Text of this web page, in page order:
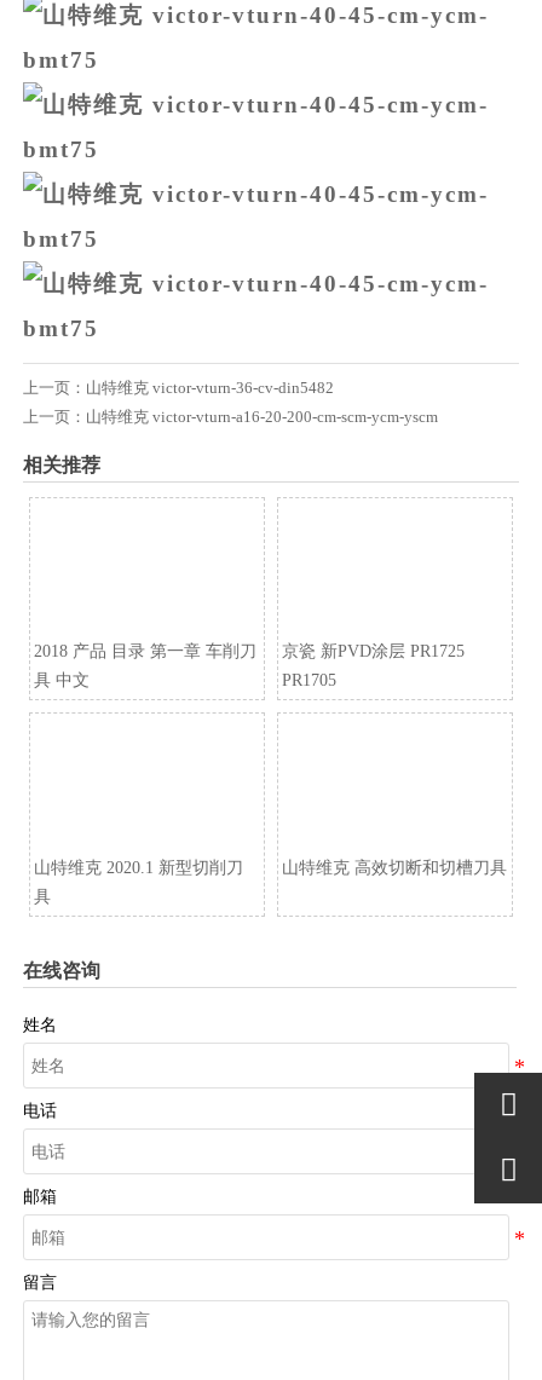
上一页： 山特维克 victor-vturn-36-cv-din5482
上一页： 山特维克 victor-vturn-a16-20-200-cm-scm-ycm-yscm
相关推荐
2018 产品 目录 第一章 车削刀
具 中文
京瓷 新PVD涂层 PR1725
PR1705
山特维克 2020.1 新型切削刀
具
山特维克 高效切断和切槽刀具
在线咨询
姓名
电话
邮箱
留言

